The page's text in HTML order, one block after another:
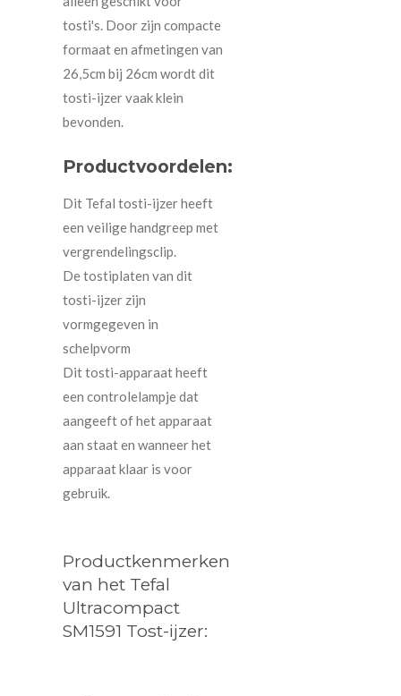
tosti's. Door zijn compacte
formaat en afmetingen van
26,5cm bij 26cm wordt dit
tosti-ijzer vaak klein
bevonden.
Productvoordelen:
Dit Tefal tosti-ijzer heeft
een veilige handgreep met
vergrendelingsclip.
De tostiplaten van dit
tosti-ijzer zijn
vormgegeven in
schelpvorm
Dit tosti-apparaat heeft
een controlelampje dat
aangeeft of het apparaat
aan staat en wanneer het
apparaat klaar is voor
gebruik.
Productkenmerken
van het Tefal
Ultracompact
SM1591 Tost-ijzer: